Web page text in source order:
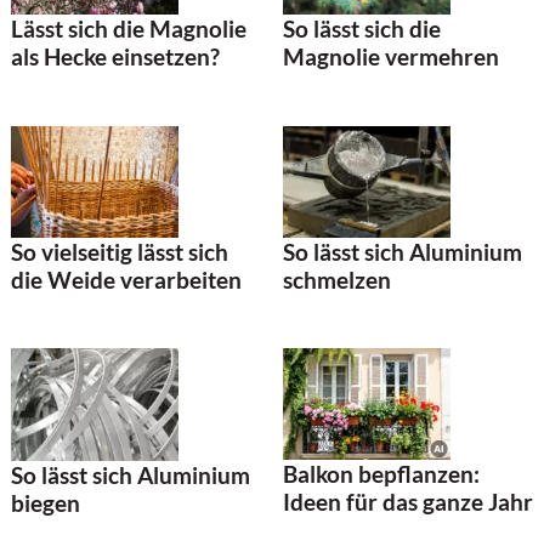
Lässt sich die Magnolie
als Hecke einsetzen?
So lässt sich die
Magnolie vermehren
So vielseitig lässt sich
die Weide verarbeiten
So lässt sich Aluminium
schmelzen
So lässt sich Aluminium
biegen
Balkon bepflanzen:
Ideen für das ganze Jahr